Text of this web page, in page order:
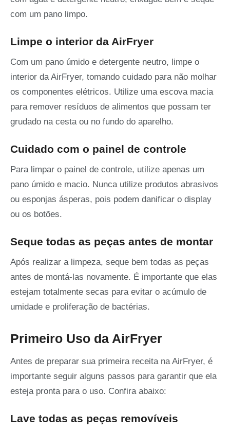
com um pano limpo.
Limpe o interior da AirFryer
Com um pano úmido e detergente neutro, limpe o
interior da AirFryer, tomando cuidado para não molhar
os componentes elétricos. Utilize uma escova macia
para remover resíduos de alimentos que possam ter
grudado na cesta ou no fundo do aparelho.
Cuidado com o painel de controle
Para limpar o painel de controle, utilize apenas um
pano úmido e macio. Nunca utilize produtos abrasivos
ou esponjas ásperas, pois podem danificar o display
ou os botões.
Seque todas as peças antes de montar
Após realizar a limpeza, seque bem todas as peças
antes de montá-las novamente. É importante que elas
estejam totalmente secas para evitar o acúmulo de
umidade e proliferação de bactérias.
Primeiro Uso da AirFryer
Antes de preparar sua primeira receita na AirFryer, é
importante seguir alguns passos para garantir que ela
esteja pronta para o uso. Confira abaixo:
Lave todas as peças removíveis